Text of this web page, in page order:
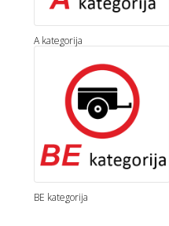
A kategorija
BE kategorija